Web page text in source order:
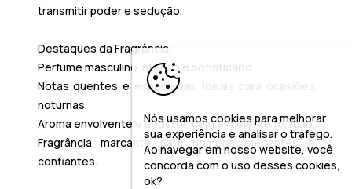
transmitir poder e sedução.
Destaques da Fragrância:
Perfume masculino intenso e sofisticado.
Notas quentes e especiadas, ideais para ocasiões
noturnas.
Aroma envolvente e sedutor, com excelente fixação.
Fragrância marcante para homens elegantes e
confiantes.
Nós usamos cookies para melhorar
sua experiência e analisar o tráfego.
Ao navegar em nosso website, você
concorda com o uso desses cookies,
ok?